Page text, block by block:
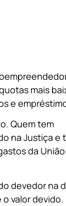
mais
e
Quem tem
na Justiça e
da
devedor na
valor devido.